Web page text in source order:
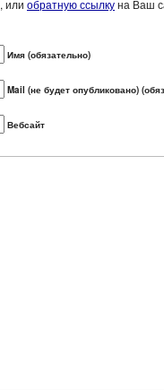
, или обратную ссылкуна Ваш
Имя (обязательно)
Mail (не будет опубликовано)
Вебсайт